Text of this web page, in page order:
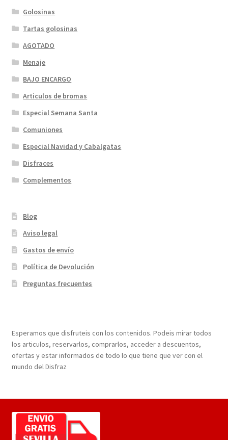
Golosinas
Tartas golosinas
AGOTADO
Menaje
BAJO ENCARGO
Articulos de bromas
Especial Semana Santa
Comuniones
Especial Navidad y Cabalgatas
Disfraces
Complementos
Blog
Aviso legal
Gastos de envío
Política de Devolución
Preguntas frecuentes
Esperamos que disfruteis con los contenidos. Podeis mirar todos
los articulos, reservarlos, comprarlos, acceder a descuentos,
ofertas y estar informados de todo lo que tiene que ver con el
mundo del Disfraz